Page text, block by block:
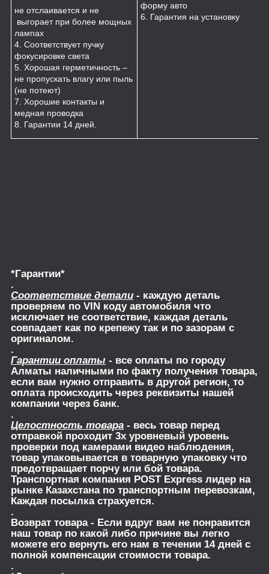
не отслаивается и не
выгорает при более мощных
лампах
4. Соответствует пучку
фокусировке света
5. Хорошая герметичность –
не пропускать влагу или пыль
(не потеют)
7. Хорошие контакты и
медная проводка
8. Гарантии 14 дней.
форму авто
6. Гарантия на установку
*Гарантии*
.
Соответствие детали - каждую деталь
проверяем по VIN коду автомобиля что
исключает не соответствие, каждая деталь
совпадает как по крепежу так и по зазорам с
оригиналом.
.
Гарантии оплаты - все оплаты по городу
Алматы наличными по факту получения товара,
если вам нужно отправить в другой регион, то
оплата происходить через реквизиты нашей
компании через банк.
.
Целостность товара - весь товар перед
отправкой проходит 3х уровневый уровень
проверки под камерами видео наблюдения,
товар упаковывается в товарную упаковку что
предотвращает порчу или бой товара.
Транспортная компания POST Express лидер на
рынке Казахстана по транспортным перевозкам,
Каждая посылка страхуется.
.
Возврат товара- Если вдруг вам не понравится
наш товар по какой либо причине вы легко
можете его вернуть его нам в течении 14 дней с
полной компенсации стоимости товара.
.